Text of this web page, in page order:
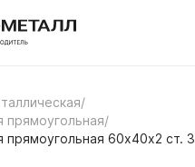
/
прямоугольная/
прямоугольная 60х40х2 ст. 3